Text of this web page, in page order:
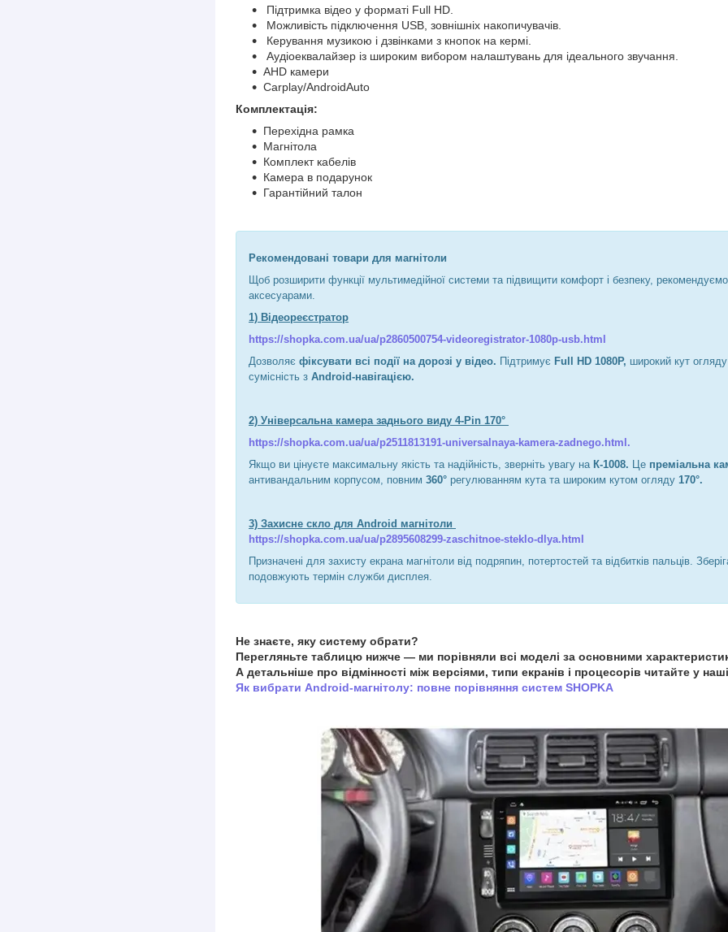
Підтримка відео у форматі Full HD.
Можливість підключення USB, зовнішніх накопичувачів.
Керування музикою і дзвінками з кнопок на кермі.
Аудіоеквалайзер із широким вибором налаштувань для ідеального звучання.
AHD камери
Carplay/AndroidAuto
Комплектація:
Перехідна рамка
Магнітола
Комплект кабелів
Камера в подарунок
Гарантійний талон
Рекомендовані товари для магнітоли
Щоб розширити функції мультимедійної системи та підвищити комфорт і безпеку,
аксесуарами.
1) Відеореєстратор
https://shopka.com.ua/ua/p2860500754-videoregistrator-1080p-usb.html
Дозволяє фіксувати всі події на дорозі у відео. Підтримує Full HD 1080P, широкий кут огляду
сумісність з Android-навігацією.
2) Універсальна камера заднього виду 4-Pin 170°
https://shopka.com.ua/ua/p2511813191-universalnaya-kamera-zadnego.html.
Якщо ви цінуєте максимальну якість та надійність, зверніть увагу на К-1008. Це преміальна
антивандальним корпусом, повним 360° регулюванням кута та широким кутом огляду 170°.
3) Захисне скло для Android магнітоли
https://shopka.com.ua/ua/p2895608299-zaschitnoe-steklo-dlya.html
Призначені для захисту екрана магнітоли від подряпин, потертостей та відбитків пальців.
подовжують термін служби дисплея.
Не знаєте, яку систему обрати?
Перегляньте таблицю нижче — ми порівняли всі моделі за основними
А детальніше про відмінності між версіями, типи екранів і процесорів читайте у
Як вибрати Android-магнітолу: повне порівняння систем SHOPKA